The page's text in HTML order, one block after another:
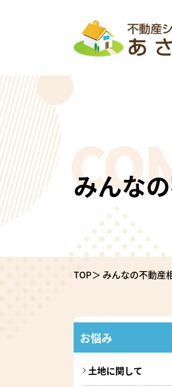
不動産売却
みんな
TOP みんなの不動産
お悩み
土地に関して
・同じような疑問
・早急なご質問は